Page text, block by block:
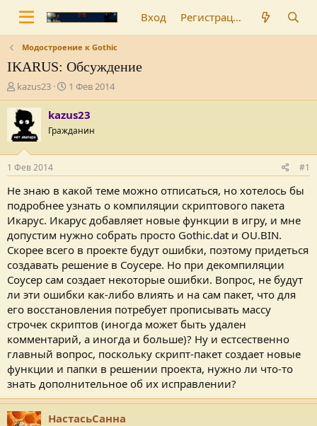
Вход Регистрация
Модостроение к Gothic
IKARUS: Обсуждение
А
в
т
о
р
т
е
м
ы
kazus23
Д
а
т
н
а
л
1 Фев 2014
kazus23
Гражданин
1 Фев 2014 #1
Не знаю в какой теме можно отписаться, но хотелось бы
подробнее узнать о компиляции скриптового пакета
Икарус. Икарус добавляет новые функции в игру, и мне
допустим нужно собрать просто Gothic.dat и OU.BIN.
Скорее всего в проекте будут ошибки, поэтому придеться
создавать решение в Соусере. Но при декомпиляции
Соусер сам создает некоторые ошибки. Вопрос, не будут
ли эти ошибки как-либо влиять и на сам пакет, что для
его восстановления потребует прописывать массу
строчек скриптов (иногда может быть удален
комментарий, а иногда и больше)? Ну и естсественно
главный вопрос, поскольку скрипт-пакет создает новые
функции и папки в решении проекта, нужно ли что-то
знать дополнительное об их исправлении?
НастасьСанна